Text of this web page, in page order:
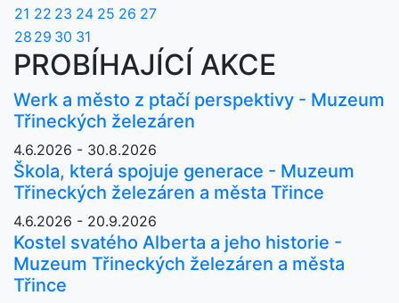
21 22 23 24 25 26 27
28 29 30 31
PROBÍHAJÍCÍ AKCE
Werk a město z ptačí perspektivy - Muzeum
Třineckých železáren
4.6.2026 - 30.8.2026
Škola, která spojuje generace - Muzeum
Třineckých železáren a města Třince
4.6.2026 - 20.9.2026
Kostel svatého Alberta a jeho historie -
Muzeum Třineckých železáren a města
Třince